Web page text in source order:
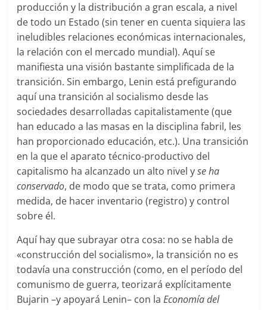
producción y la distribución a gran escala, a nivel
de todo un Estado (sin tener en cuenta siquiera las
ineludibles relaciones económicas internacionales,
la relación con el mercado mundial). Aquí se
manifiesta una visión bastante simplificada de la
transición. Sin embargo, Lenin está prefigurando
aquí una transición al socialismo desde las
sociedades desarrolladas capitalistamente (que
han educado a las masas en la disciplina fabril, les
han proporcionado educación, etc.). Una transición
en la que el aparato técnico-productivo del
capitalismo ha alcanzado un alto nivel yse ha
conservado, de modo que se trata, como primera
medida, de hacer inventario (registro) y control
sobre él.
Aquí hay que subrayar otra cosa: no se habla de
«construcción del socialismo», la transición no es
todavía una construcción (como, en el período del
comunismo de guerra, teorizará explícitamente
Bujarin –y apoyará Lenin– con laEconomía del